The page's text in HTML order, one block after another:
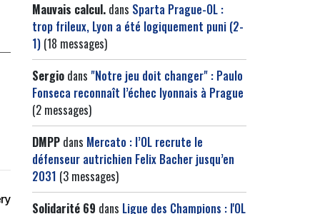
Mauvais calcul. dans Sparta Prague-OL :
trop frileux, Lyon a été logiquement puni (2-
1) (18 messages)
Sergio dans "Notre jeu doit changer" : Paulo
Fonseca reconnaît l’échec lyonnais à Prague
(2 messages)
DMPP dans Mercato : l’OL recrute le
défenseur autrichien Felix Bacher jusqu’en
2031 (3 messages)
Solidarité 69 dans Ligue des Champions : l'OL